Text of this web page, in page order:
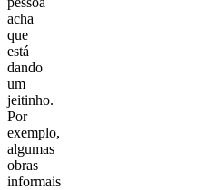
acha
que
está
dando
um
jeitinho.
Por
exemplo,
algumas
obras
informais